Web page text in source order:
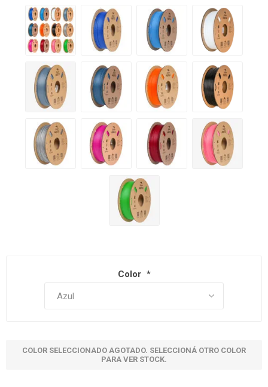
Color *
COLOR SELECCIONADO AGOTADO. SELECCIONÁ OTRO COLOR
PARA VER STOCK.